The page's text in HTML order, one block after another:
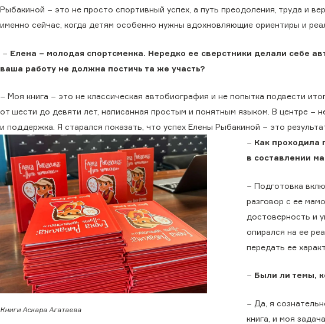
Рыбакиной − это не просто спортивный успех, а путь преодоления, труда и
именно сейчас, когда детям особенно нужны вдохновляющие ориентиры и
− Елена − молодая спортсменка. Нередко ее сверстники делали себе
ваша работу не должна постичь та же участь?
− Моя книга − это не классическая автобиография и не попытка подвести
от шести до девяти лет, написанная простым и понятным языком. В центре −
и поддержка. Я старался показать, что успех Елены Рыбакиной − это
Книги Аскара Агатаева
− Как проходила
в составлении
− Подготовка
разговор с ее
достоверность и
опирался на ее
передать ее
− Были ли темы,
− Да, я
книга, и моя